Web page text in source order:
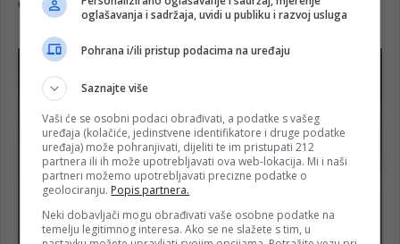
oglašavanja i sadržaja, uvidi u publiku i razvoj usluga
Pohrana i/ili pristup podacima na uređaju
Saznajte više
Vaši će se osobni podaci obrađivati, a podatke s vašeg
uređaja (kolačiće, jedinstvene identifikatore i druge podatke
uređaja) može pohranjivati, dijeliti te im pristupati 212
partnera ili ih može upotrebljavati ova web-lokacija. Mi i naši
partneri možemo upotrebljavati precizne podatke o
geolociranju. Popis partnera.
Neki dobavljači mogu obrađivati vaše osobne podatke na
temelju legitimnog interesa. Ako se ne slažete s tim, u